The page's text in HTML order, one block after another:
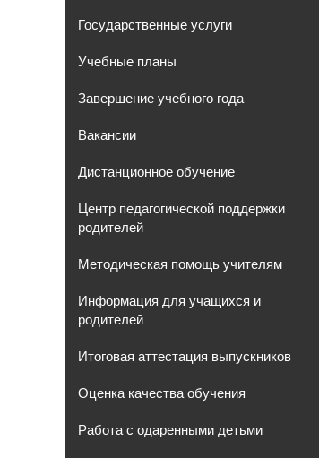
Государственные услуги
Учебные планы
Завершение учебного года
Вакансии
Дистанционное обучение
Центр педагогической поддержки
родителей
Методическая помощь учителям
Информация для учащихся и
родителей
Итоговая аттестация выпускников
Оценка качества обучения
Работа с одаренными детьми